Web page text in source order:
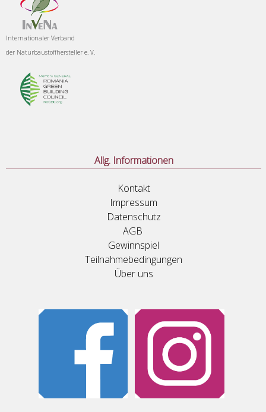
Internationaler Verband
der Naturbaustoffhersteller e. V.
Allg. Informationen
Kontakt
Impressum
Datenschutz
AGB
Gewinnspiel
Teilnahmebedingungen
Über uns